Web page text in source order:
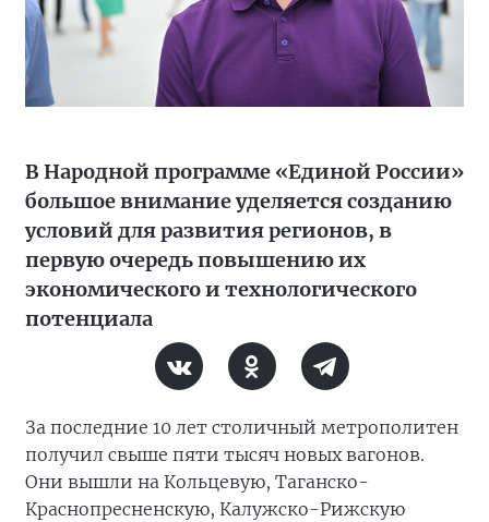
В Народной программе «Единой России»
большое внимание уделяется созданию
условий для развития регионов, в
первую очередь повышению их
экономического и технологического
потенциала
За последние 10 лет столичный метрополитен
получил свыше пяти тысяч новых вагонов.
Они вышли на Кольцевую, Таганско-
Краснопресненскую, Калужско-Рижскую